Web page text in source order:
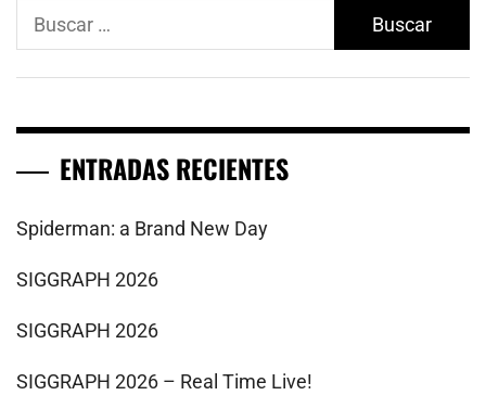
Buscar:
ENTRADAS RECIENTES
Spiderman: a Brand New Day
SIGGRAPH 2026
SIGGRAPH 2026
SIGGRAPH 2026 – Real Time Live!